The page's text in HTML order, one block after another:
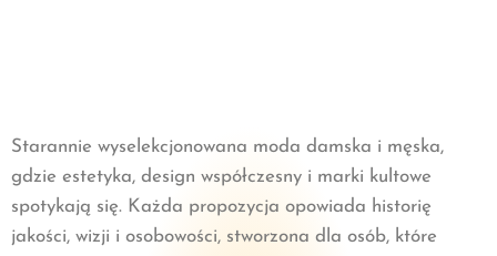
Starannie wyselekcjonowana moda damska i męska,
gdzie estetyka, design współczesny i marki kultowe
spotykają się. Każda propozycja opowiada historię
jakości, wizji i osobowości, stworzona dla osób, które